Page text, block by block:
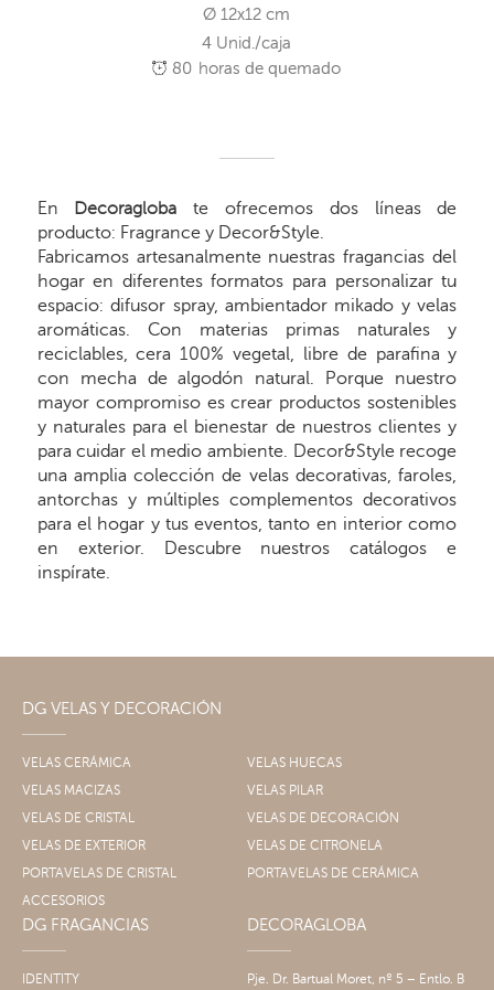
Ø 12x12 cm
4 Unid./caja
80 horas de quemado
En Decoragloba te ofrecemos dos líneas de
producto: Fragrance y Decor&Style.
Fabricamos artesanalmente nuestras fragancias del
hogar en diferentes formatos para personalizar tu
espacio: difusor spray, ambientador mikado y velas
aromáticas. Con materias primas naturales y
reciclables, cera 100% vegetal, libre de parafina y
con mecha de algodón natural. Porque nuestro
mayor compromiso es crear productos sostenibles
y naturales para el bienestar de nuestros clientes y
para cuidar el medio ambiente. Decor&Style recoge
una amplia colección de velas decorativas, faroles,
antorchas y múltiples complementos decorativos
para el hogar y tus eventos, tanto en interior como
en exterior. Descubre nuestros catálogos e
inspírate.
DG VELAS Y DECORACIÓN
VELAS CERÁMICA
VELAS HUECAS
VELAS MACIZAS
VELAS PILAR
VELAS DE CRISTAL
VELAS DE DECORACIÓN
VELAS DE EXTERIOR
VELAS DE CITRONELA
PORTAVELAS DE CRISTAL
PORTAVELAS DE CERÁMICA
ACCESORIOS
DG FRAGANCIAS
IDENTITY
DECORAGLOBA
Pje. Dr. Bartual Moret, nº 5 – Entlo. B